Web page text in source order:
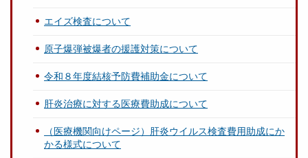
エイズ検査について
原子爆弾被爆者の援護対策について
令和８年度結核予防費補助金について
肝炎治療に対する医療費助成について
（医療機関向けページ）肝炎ウイルス検査費用助成にか
かる様式について